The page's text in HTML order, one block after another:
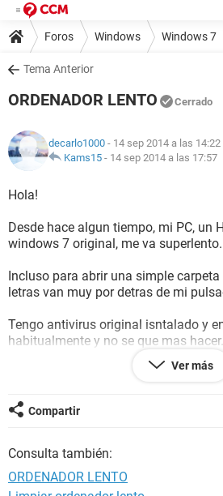
Foros Windows Windows 7
Tema Anterior
ORDENADOR LENTO Cerrado
decarlo1000 - 14 sep 2014 a las 14:22
Kams15 - 14 sep 2014 a las 17:57
Hola!
Desde hace algun tiempo, mi PC, un
windows 7 original, me va superlento.
Incluso para abrir una simple
letras van muy por detras de mi
Tengo antivirus original isntalado y
habitualmente y no se que mas hacer.
Se que hay algo que no va bien
Agradeceria ayuda
Ver más
Compartir
Consulta también:
ORDENADOR LENTO